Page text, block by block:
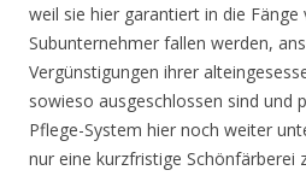
weil sie hier garantiert in die
Subunternehmer fallen werden,
Vergünstigungen ihrer
sowieso ausgeschlossen sind und
Pflege-System hier noch weiter
nur eine kurzfristige Schönfärberei